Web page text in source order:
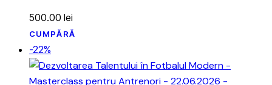
500.00 lei
CUMPĂRĂ
-22%